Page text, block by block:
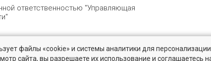
ответственностью "Управляющая
331-93-56 196105, Санкт-Петербург, пр. Юрия
файлы «cookie» и системы аналитики для
сайта, вы разрешаете их использование и соглашаетесь